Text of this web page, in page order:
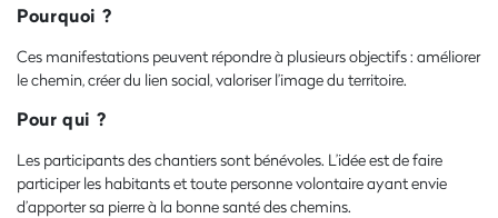
Pourquoi ?
Ces manifestations peuvent répondre à plusieurs objectifs : améliorer
le chemin, créer du lien social, valoriser l’image du territoire.
Pour qui ?
Les participants des chantiers sont bénévoles. L’idée est de faire
participer les habitants et toute personne volontaire ayant envie
d’apporter sa pierre à la bonne santé des chemins.